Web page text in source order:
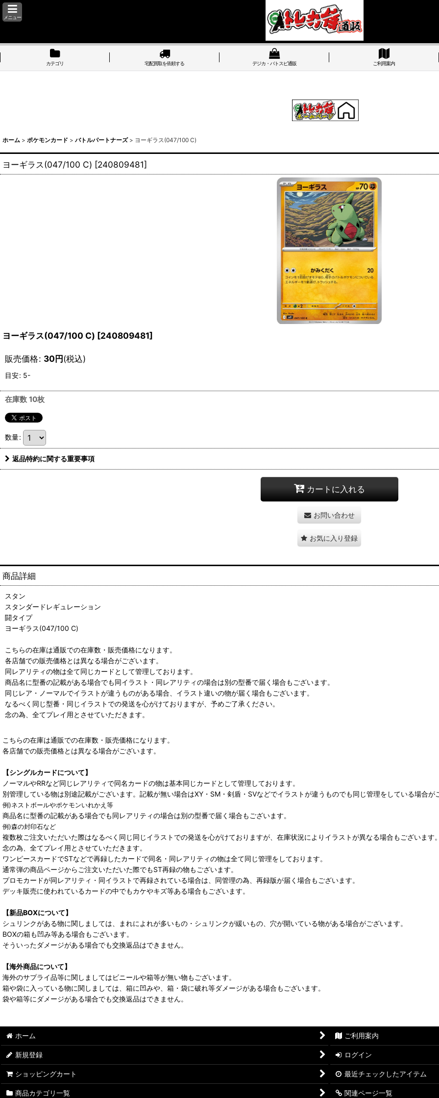
メニュー
カテゴリ 宅配買取を依頼する デジカ・バトスピ通販 ご利用案内
ホーム > ポケモンカード > バトルパートナーズ > ヨーギラス(047/100 C)
ヨーギラス(047/100 C) [240809481]
ヨーギラス(047/100 C) [240809481]
販売価格: 30円(税込)
目安: 5-
在庫数 10枚
数量:
返品特約に関する重要事項
カートに入れる
お問い合わせ
お気に入り登録
商品詳細
スタン
スタンダードレギュレーション
闘タイプ
ヨーギラス(047/100 C)
こちらの在庫は通販での在庫数・販売価格になります。
各店舗での販売価格とは異なる場合がございます。
同レアリティの物は全て同じカードとして管理しております。
商品名に型番の記載がある場合でも同イラスト・同レアリティの場合は別の型番で届く場合もございます。
同じレア・ノーマルでイラストが違うものがある場合、イラスト違いの物が届く場合もございます。
なるべく同じ型番・同じイラストでの発送を心がけておりますが、予めご了承ください。
念の為、全てプレイ用とさせていただきます。
こちらの在庫は通販での在庫数・販売価格になります。
各店舗での販売価格とは異なる場合がございます。
【シングルカードについて】
ノーマルやRRなど同じレアリティで同名カードの物は基本同じカードとして管理しております。
別管理している物は別途記載がございます。記載が無い場合はXY・SM・剣盾・SVなどでイラストが違うものでも同じ管理をしている場合が
例)ネストボールやポケモンいれかえ等
商品名に型番の記載がある場合でも同レアリティの場合は別の型番で届く場合もございます。
例)森の封印石など
複数枚ご注文いただいた際はなるべく同じ同じイラストでの発送を心がけておりますが、在庫状況によりイラストが異なる場合もございます。
念の為、全てプレイ用とさせていただきます。
ワンピースカードでSTなどで再録したカードで同名・同レアリティの物は全て同じ管理をしております。
通常弾の商品ページからご注文いただいた際でもST再録の物もございます。
プロモカードが同レアリティ・同イラストで再録されている場合は、同管理の為、再録版が届く場合もございます。
デッキ販売に使われているカードの中でもカケやキズ等ある場合もございます。
【新品BOXについて】
シュリンクがある物に関しましては、まれによれが多いもの・シュリンクが緩いもの、穴が開いている物がある場合がございます。
BOXの箱も凹み等ある場合もございます。
そういったダメージがある場合でも交換返品はできません。
【海外商品について】
海外のサプライ品等に関しましてはビニールや箱等が無い物もございます。
箱や袋に入っている物に関しましては、箱に凹みや、箱・袋に破れ等ダメージがある場合もございます。
袋や箱等にダメージがある場合でも交換返品はできません。
ホーム ご利用案内
新規登録 ログイン
ショッピングカート 最近チェックしたアイテム
商品カテゴリ一覧 関連ページ一覧